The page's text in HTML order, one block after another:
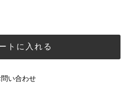
い合わせ